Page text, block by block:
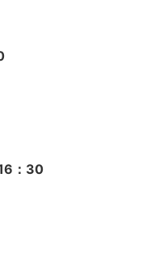
16：30